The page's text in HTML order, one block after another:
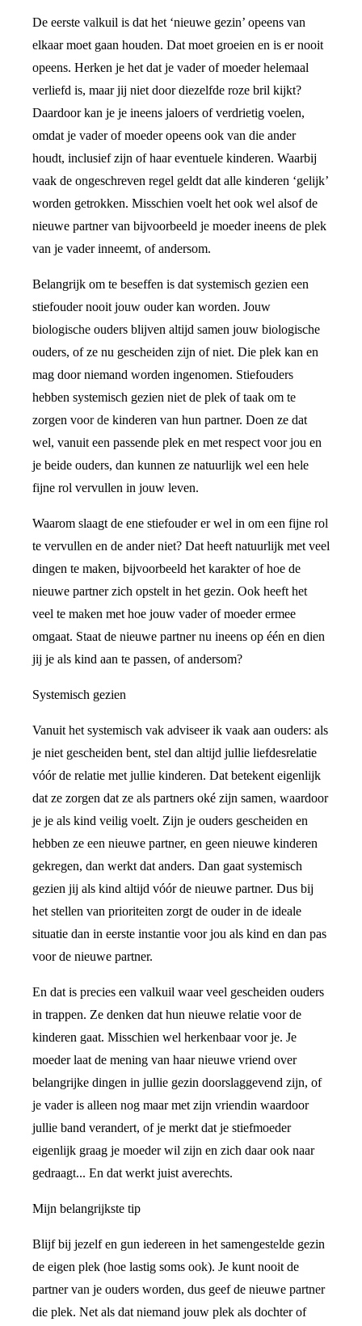
De eerste valkuil is dat het ‘nieuwe gezin’ opeens van
elkaar moet gaan houden. Dat moet groeien en is er nooit
opeens. Herken je het dat je vader of moeder helemaal
verliefd is, maar jij niet door diezelfde roze bril kijkt?
Daardoor kan je je ineens jaloers of verdrietig voelen,
omdat je vader of moeder opeens ook van die ander
houdt, inclusief zijn of haar eventuele kinderen. Waarbij
vaak de ongeschreven regel geldt dat alle kinderen ‘gelijk’
worden getrokken. Misschien voelt het ook wel alsof de
nieuwe partner van bijvoorbeeld je moeder ineens de plek
van je vader inneemt, of andersom.
Belangrijk om te beseffen is dat systemisch gezien een
stiefouder nooit jouw ouder kan worden. Jouw
biologische ouders blijven altijd samen jouw biologische
ouders, of ze nu gescheiden zijn of niet. Die plek kan en
mag door niemand worden ingenomen. Stiefouders
hebben systemisch gezien niet de plek of taak om te
zorgen voor de kinderen van hun partner. Doen ze dat
wel, vanuit een passende plek en met respect voor jou en
je beide ouders, dan kunnen ze natuurlijk wel een hele
fijne rol vervullen in jouw leven.
Waarom slaagt de ene stiefouder er wel in om een fijne rol
te vervullen en de ander niet? Dat heeft natuurlijk met veel
dingen te maken, bijvoorbeeld het karakter of hoe de
nieuwe partner zich opstelt in het gezin. Ook heeft het
veel te maken met hoe jouw vader of moeder ermee
omgaat. Staat de nieuwe partner nu ineens op één en dien
jij je als kind aan te passen, of andersom?
Systemisch gezien
Vanuit het systemisch vak adviseer ik vaak aan ouders: als
je niet gescheiden bent, stel dan altijd jullie liefdesrelatie
vóór de relatie met jullie kinderen. Dat betekent eigenlijk
dat ze zorgen dat ze als partners oké zijn samen, waardoor
je je als kind veilig voelt. Zijn je ouders gescheiden en
hebben ze een nieuwe partner, en geen nieuwe kinderen
gekregen, dan werkt dat anders. Dan gaat systemisch
gezien jij als kind altijd vóór de nieuwe partner. Dus bij
het stellen van prioriteiten zorgt de ouder in de ideale
situatie dan in eerste instantie voor jou als kind en dan pas
voor de nieuwe partner.
En dat is precies een valkuil waar veel gescheiden ouders
in trappen. Ze denken dat hun nieuwe relatie voor de
kinderen gaat. Misschien wel herkenbaar voor je. Je
moeder laat de mening van haar nieuwe vriend over
belangrijke dingen in jullie gezin doorslaggevend zijn, of
je vader is alleen nog maar met zijn vriendin waardoor
jullie band verandert, of je merkt dat je stiefmoeder
eigenlijk graag je moeder wil zijn en zich daar ook naar
gedraagt... En dat werkt juist averechts.
Mijn belangrijkste tip
Blijf bij jezelf en gun iedereen in het samengestelde gezin
de eigen plek (hoe lastig soms ook). Je kunt nooit de
partner van je ouders worden, dus geef de nieuwe partner
die plek. Net als dat niemand jouw plek als dochter of